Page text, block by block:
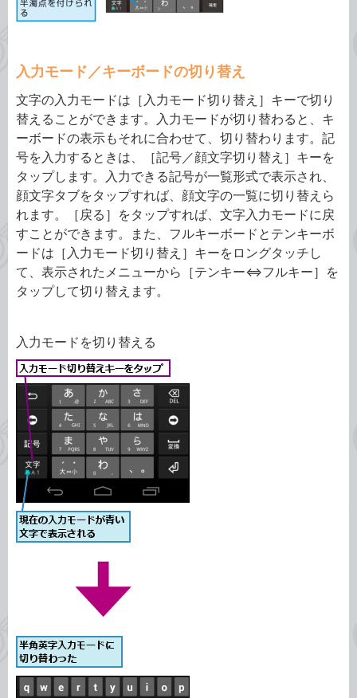
入力モード／キーボードの切り替え
文字の入力モードは［入力モード切り替え］キーで切り
替えることができます。入力モードが切り替わると、キ
ーボードの表示もそれに合わせて、切り替わります。記
号を入力するときは、［記号／顔文字切り替え］キーを
タップします。入力できる記号が一覧形式で表示され、
顔文字タブをタップすれば、顔文字の一覧に切り替えら
れます。［戻る］をタップすれば、文字入力モードに戻
すことができます。また、フルキーボードとテンキーボ
ードは［入力モード切り替え］キーをロングタッチし
て、表示されたメニューから［テンキー⇔フルキー］を
タップして切り替えます。
入力モードを切り替える